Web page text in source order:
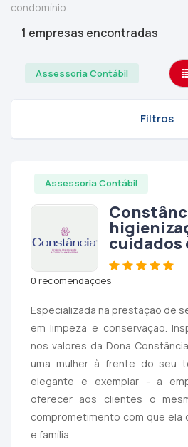
condomínio.
1 empresas encontradas
Assessoria Contábil
Filtros
Assessoria Contábil
cuidados
0 recomendações
Especializada na prestação de
em limpeza e conservação.
nos valores da Dona
uma mulher à frente do seu
elegante e exemplar - a
oferecer aos clientes o
comprometimento com que ela
e família.